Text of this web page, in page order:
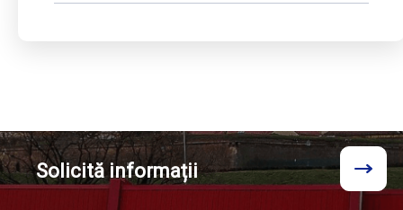
Solicităinformații